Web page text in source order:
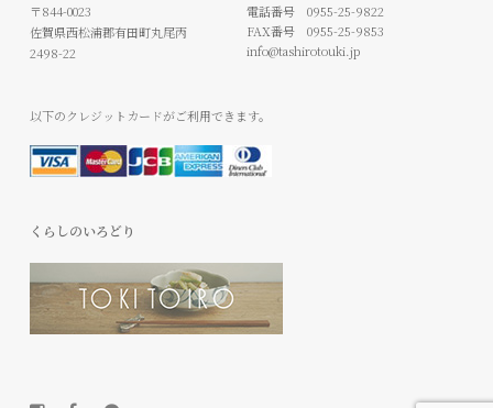
〒844-0023
佐賀県西松浦郡有田町丸尾丙
2498-22
電話番号 0955-25-9822
FAX番号 0955-25-9853
info@tashirotouki.jp
以下のクレジットカードがご利用できます。
くらしのいろどり